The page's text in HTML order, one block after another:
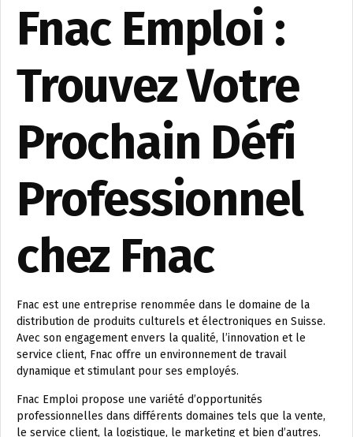
Fnac Emploi :
Trouvez Votre
Prochain Défi
Professionnel
chez Fnac
Fnac est une entreprise renommée dans le domaine de la
distribution de produits culturels et électroniques en Suisse.
Avec son engagement envers la qualité, l’innovation et le
service client, Fnac offre un environnement de travail
dynamique et stimulant pour ses employés.
Fnac Emploi propose une variété d’opportunités
professionnelles dans différents domaines tels que la vente,
le service client, la logistique, le marketing et bien d’autres.